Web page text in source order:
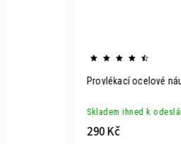
Provlékací ocelové
Skladem ihned k
290 Kč